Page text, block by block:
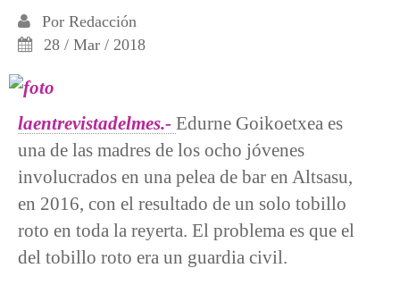
Por Redacción
28 / Mar / 2018
laentrevistadelmes.- Edurne Goikoetxea es
una de las madres de los ocho jóvenes
involucrados en una pelea de bar en Altsasu,
en 2016, con el resultado de un solo tobillo
roto en toda la reyerta. El problema es que el
del tobillo roto era un guardia civil.